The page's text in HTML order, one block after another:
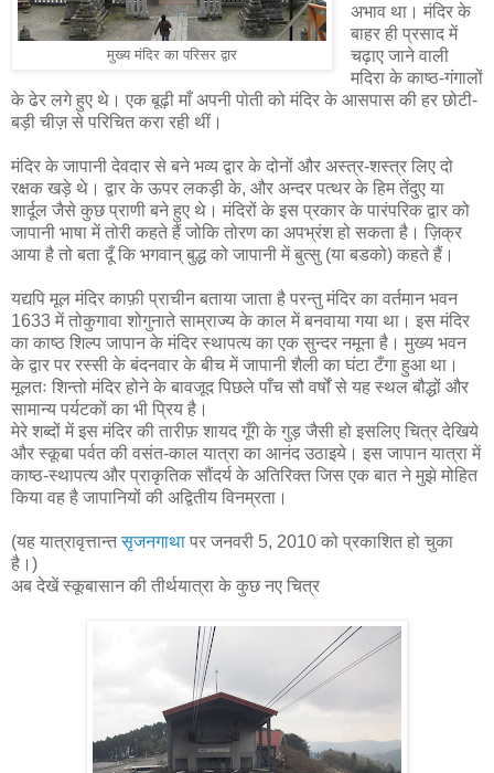
मुख्य मंदिर का परिसर द्वार
अभाव था। मंदिर के
बाहर ही प्रसाद में
चढ़ाए जाने वाली
मदिरा के काष्ठ-गंगालों
के ढेर लगे हुए थे। एक बूढ़ी माँ अपनी पोती को मंदिर के आसपास की हर छोटी-
बड़ी चीज़ से परिचित करा रही थीं।
मंदिर के जापानी देवदार से बने भव्य द्वार के दोनों और अस्त्र-शस्त्र लिए दो
रक्षक खड़े थे। द्वार के ऊपर लकड़ी के, और अन्दर पत्थर के हिम तेंदुए या
शार्दूल जैसे कुछ प्राणी बने हुए थे। मंदिरों के इस प्रकार के पारंपरिक द्वार को
जापानी भाषा में तोरी कहते हैं जोकि तोरण का अपभ्रंश हो सकता है। ज़िक्र
आया है तो बता दूँ कि भगवान् बुद्ध को जापानी में बुत्सु (या बडको) कहते हैं।
यद्यपि मूल मंदिर काफ़ी प्राचीन बताया जाता है परन्तु मंदिर का वर्तमान भवन
1633 में तोकुगावा शोगुनाते साम्राज्य के काल में बनवाया गया था। इस मंदिर
का काष्ठ शिल्प जापान के मंदिर स्थापत्य का एक सुन्दर नमूना है। मुख्य भवन
के द्वार पर रस्सी के बंदनवार के बीच में जापानी शैली का घंटा टँगा हुआ था।
मूलतः शिन्तो मंदिर होने के बावजूद पिछले पाँच सौ वर्षों से यह स्थल बौद्धों और
सामान्य पर्यटकों का भी प्रिय है।
मेरे शब्दों में इस मंदिर की तारीफ़ शायद गूँगे के गुड़ जैसी हो इसलिए चित्र देखिये
और स्कूबा पर्वत की वसंत-काल यात्रा का आनंद उठाइये। इस जापान यात्रा में
काष्ठ-स्थापत्य और प्राकृतिक सौंदर्य के अतिरिक्त जिस एक बात ने मुझे मोहित
किया वह है जापानियों की अद्वितीय विनम्रता।
(यह यात्रावृत्तान्तसृजनगाथा पर जनवरी 5, 2010 को प्रकाशित हो चुका
है।)
अब देखें स्कूबासान की तीर्थयात्रा के कुछ नए चित्र